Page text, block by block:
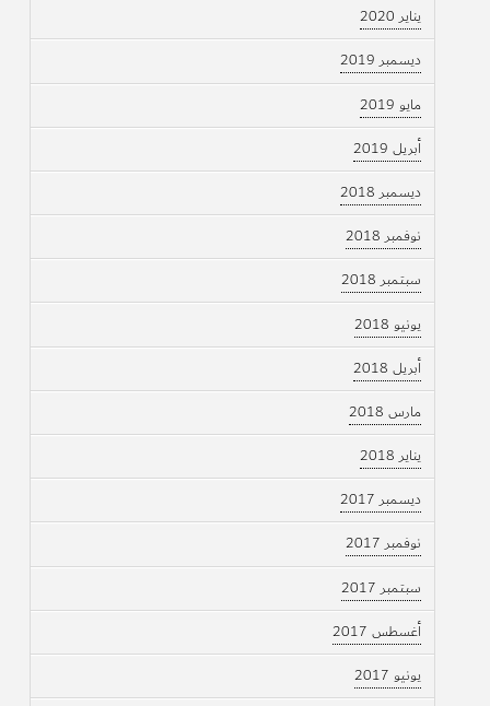
يناير 2020
ديسمبر 2019
مايو 2019
أبريل 2019
ديسمبر 2018
نوفمبر 2018
سبتمبر 2018
يونيو 2018
أبريل 2018
مارس 2018
يناير 2018
ديسمبر 2017
نوفمبر 2017
سبتمبر 2017
أغسطس 2017
يونيو 2017